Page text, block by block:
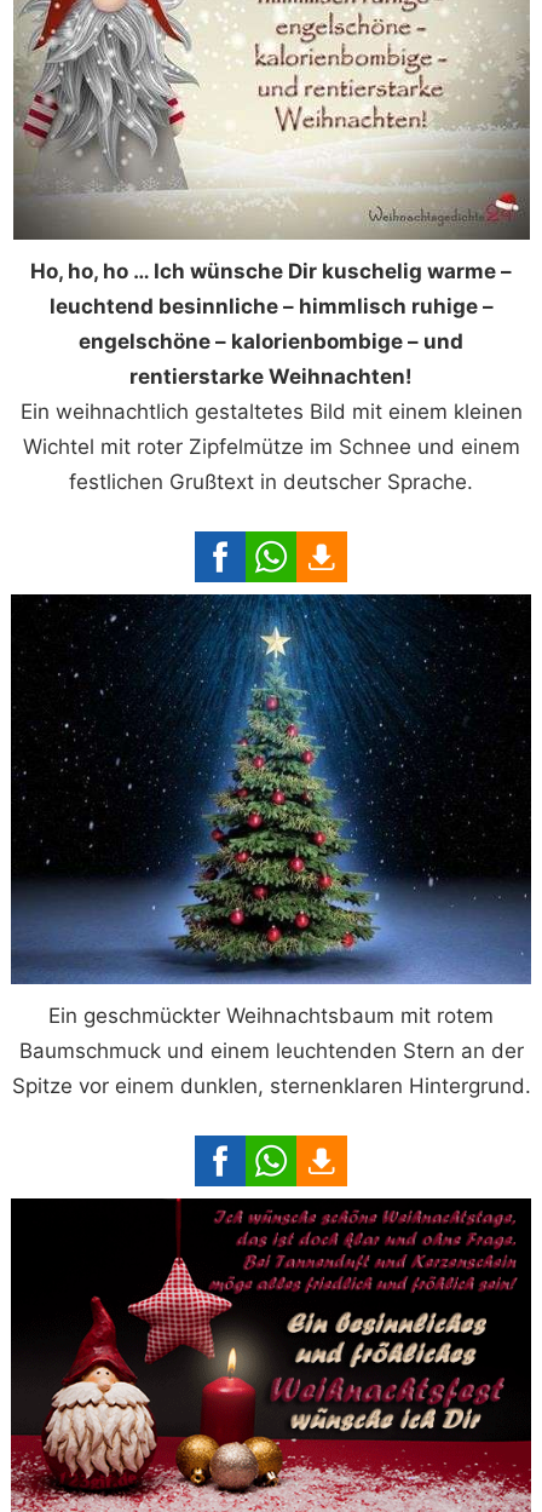
Ho, ho, ho … Ich wünsche Dir kuschelig warme –
leuchtend besinnliche – himmlisch ruhige –
engelschöne – kalorienbombige – und
rentierstarke Weihnachten!
Ein weihnachtlich gestaltetes Bild mit einem kleinen
Wichtel mit roter Zipfelmütze im Schnee und einem
festlichen Grußtext in deutscher Sprache.
Ein geschmückter Weihnachtsbaum mit rotem
Baumschmuck und einem leuchtenden Stern an der
Spitze vor einem dunklen, sternenklaren Hintergrund.